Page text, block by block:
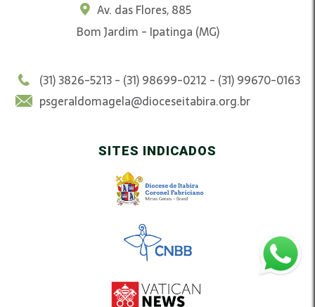
Av. das Flores, 885
Bom Jardim - Ipatinga (MG)
(31) 3826-5213 - (31) 98699-0212 - (31) 99670-0163
psgeraldomagela@dioceseitabira.org.br
SITES INDICADOS